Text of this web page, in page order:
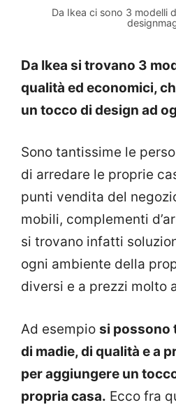
Da Ikea ci sono 3 modelli
Da Ikea si trovano 3
qualità ed economici,
un tocco di design ad
Sono tantissime le
di arredare le proprie
punti vendita del
mobili, complementi
si trovano infatti
ogni ambiente della
diversi e a prezzi molto
Ad esempio si possono
di madie, di qualità e a
per aggiungere un
propria casa. Ecco fra